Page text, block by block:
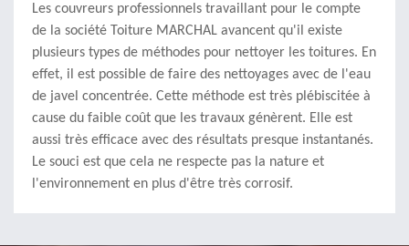
Les couvreurs professionnels travaillant pour le compte
de la société Toiture MARCHAL avancent qu'il existe
plusieurs types de méthodes pour nettoyer les toitures. En
effet, il est possible de faire des nettoyages avec de l'eau
de javel concentrée. Cette méthode est très plébiscitée à
cause du faible coût que les travaux génèrent. Elle est
aussi très efficace avec des résultats presque instantanés.
Le souci est que cela ne respecte pas la nature et
l'environnement en plus d'être très corrosif.